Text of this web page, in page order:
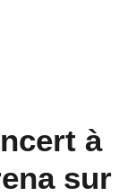
à
sur